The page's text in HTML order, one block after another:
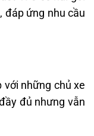
đáp ứng nhu cầu
với những chủ xe
đủ nhưng vẫn